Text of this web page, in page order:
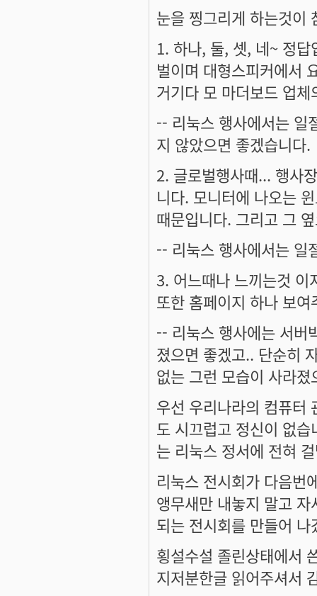
눈을 찡그리게 하는것이
1. 하나, 둘, 셋, 네~ 정
벌이며 대형스피커에서
거기다 모 마더보드 업
-- 리눅스 행사에서는 일
지 않았으면 좋겠습니다.
2. 글로벌행사때... 행사
니다. 모니터에 나오는
때문입니다. 그리고 그
-- 리눅스 행사에서는 일
3. 어느때나 느끼는것 이
또한 홈페이지 하나 보
-- 리눅스 행사에는 서버
졌으면 좋겠고.. 단순히
없는 그런 모습이 사라졌
우선 우리나라의 컴퓨터
도 시끄럽고 정신이 없
는 리눅스 정서에 전혀
리눅스 전시회가 다음번
앵무새만 내놓지 말고
되는 전시회를 만들어
횡설수설 졸린상태에서
지저분한글 읽어주셔서